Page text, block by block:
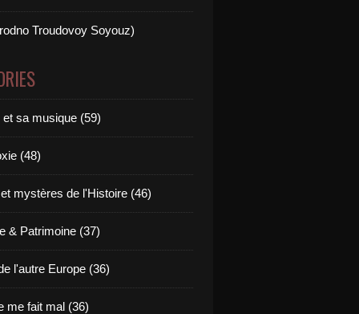
Troudovoy Soyouz)
et sa musique (59)
(48)
mystères de l'Histoire (46)
& Patrimoine (37)
l'autre Europe (36)
me fait mal (36)